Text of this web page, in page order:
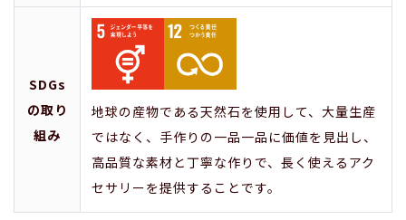
SDGs
の取り
組み
地球の産物である天然石を使用して、大量生産
ではなく、手作りの一品一品に価値を見出し、
高品質な素材と丁寧な作りで、長く使えるアク
セサリーを提供することです。